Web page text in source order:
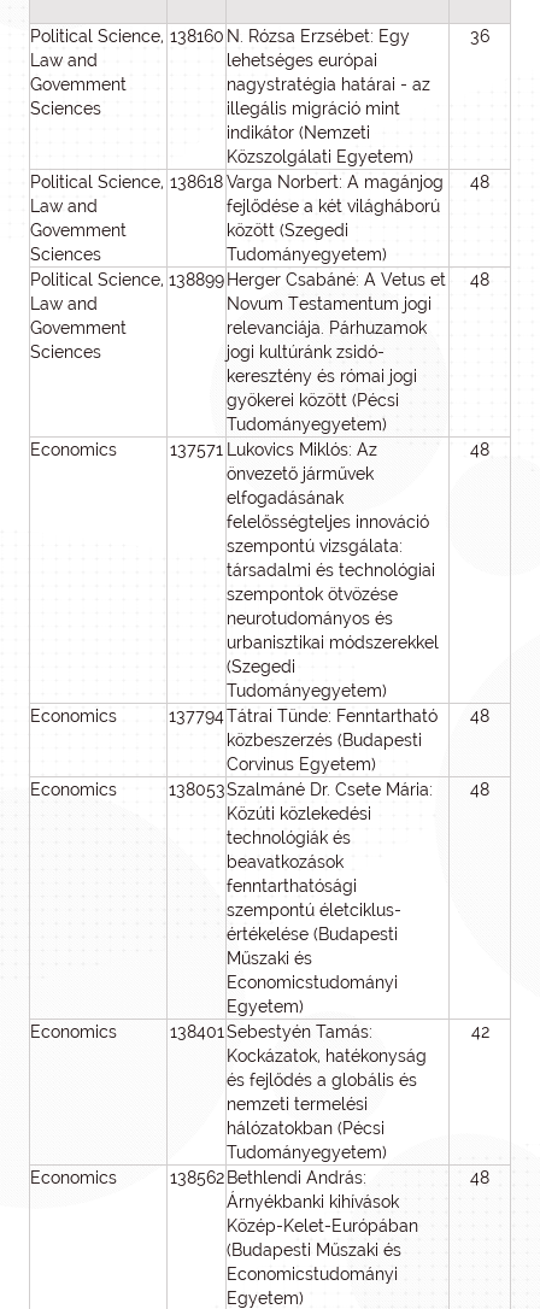
Political Science,
Law and
Govemment
Sciences
138160 N. Rózsa Erzsébet: Egy
lehetséges európai
nagystratégia határai - az
illegális migráció mint
indikátor (Nemzeti
Közszolgálati Egyetem)
36
Political Science,
Law and
Govemment
Sciences
138618Varga Norbert: A magánjog
fejlődése a két világháború
között (Szegedi
Tudományegyetem)
48
Political Science,
Law and
Govemment
Sciences
138899 Herger Csabáné: A Vetus et
Novum Testamentum jogi
relevanciája. Párhuzamok
jogi kultúránk zsidó-
keresztény és római jogi
gyökerei között (Pécsi
Tudományegyetem)
48
Economics 137571
Lukovics Miklós: Az
önvezető járművek
elfogadásának
felelősségteljes innováció
szempontú vizsgálata:
társadalmi és technológiai
szempontok ötvözése
neurotudományos és
urbanisztikai módszerekkel
(Szegedi
Tudományegyetem)
48
Economics 137794Tátrai Tünde: Fenntartható
közbeszerzés (Budapesti
Corvinus Egyetem)
48
Economics 138053Szalmáné Dr. Csete Mária:
Közúti közlekedési
technológiák és
beavatkozások
fenntarthatósági
szempontú életciklus-
értékelése (Budapesti
Műszaki és
Economicstudományi
Egyetem)
48
Economics 138401 Sebestyén Tamás:
Kockázatok, hatékonyság
és fejlődés a globális és
nemzeti termelési
hálózatokban (Pécsi
Tudományegyetem)
42
Economics 138562 Bethlendi András:
Árnyékbanki kihívások
Közép-Kelet-Európában
(Budapesti Műszaki és
Economicstudományi
Egyetem)
48